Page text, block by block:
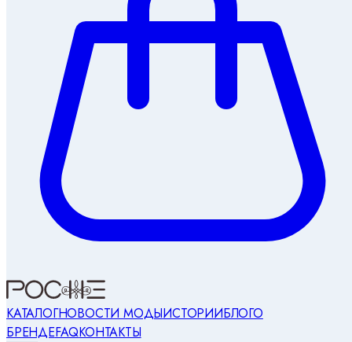
КАТАЛОГНОВОСТИ МОДЫИСТОРИИБЛОГО
БРЕНДЕFAQКОНТАКТЫ